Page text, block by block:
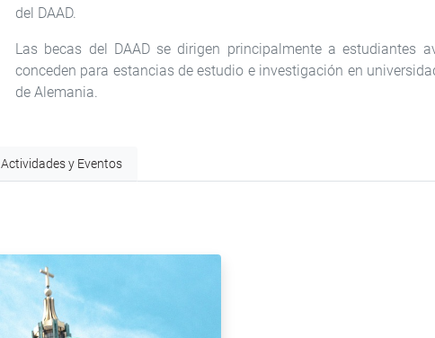
del DAAD.
Las becas del DAAD se dirigen principalmente a estudiantes
conceden para estancias de estudio e investigación en
de Alemania.
Actividades y Eventos